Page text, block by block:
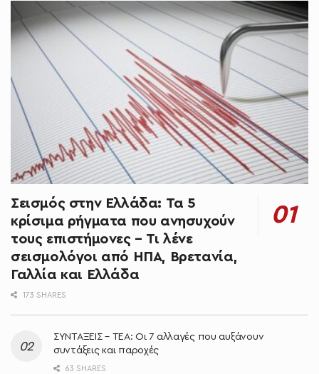
Σεισμός στην Ελλάδα: Τα 5
κρίσιμα ρήγματα που ανησυχούν
τους επιστήμονες – Τι λένε
σεισμολόγοι από ΗΠΑ, Βρετανία,
Γαλλία και Ελλάδα
173 SHARES
ΣΥΝΤΑΞΕΙΣ – ΤΕΑ: Οι 7 αλλαγές που αυξάνουν
συντάξεις και παροχές
63 SHARES